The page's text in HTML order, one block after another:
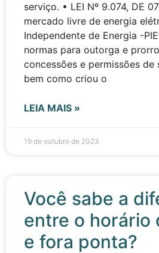
serviço. • LEI Nº 9.074, DE
mercado livre de energia
Independente de Energia -
normas para outorga e
concessões e permissões de
bem como criou o
LEIA MAIS »
19 de outubro de 2023
Você sabe a
entre o horário
e fora ponta?